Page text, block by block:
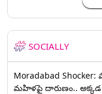
SOCIALLY
Moradabad
మహిళపై దారుణం.. అక్కడ